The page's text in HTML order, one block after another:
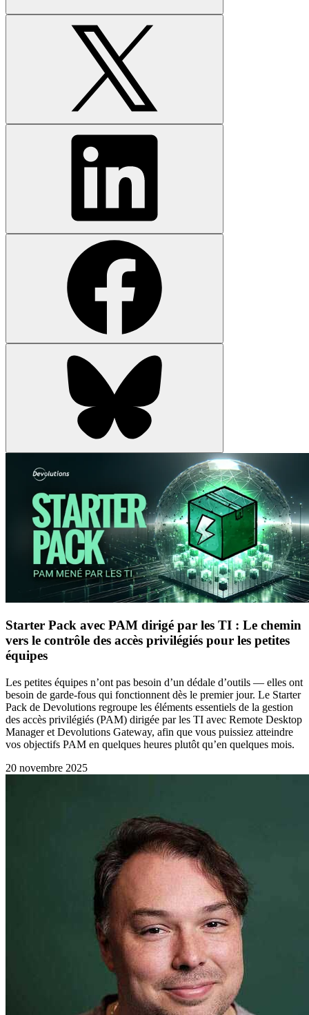
Starter Pack avec PAM dirigé par les TI : Le chemin
vers le contrôle des accès privilégiés pour les petites
équipes
Les petites équipes n’ont pas besoin d’un dédale d’outils — elles ont
besoin de garde-fous qui fonctionnent dès le premier jour. Le Starter
Pack de Devolutions regroupe les éléments essentiels de la gestion
des accès privilégiés (PAM) dirigée par les TI avec Remote Desktop
Manager et Devolutions Gateway, afin que vous puissiez atteindre
vos objectifs PAM en quelques heures plutôt qu’en quelques mois.
20 novembre 2025